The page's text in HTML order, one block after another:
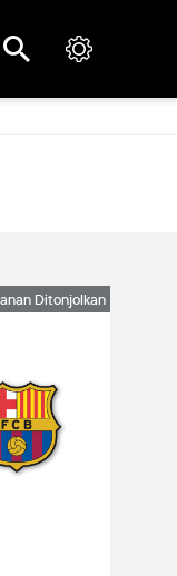
Ditonjolkan